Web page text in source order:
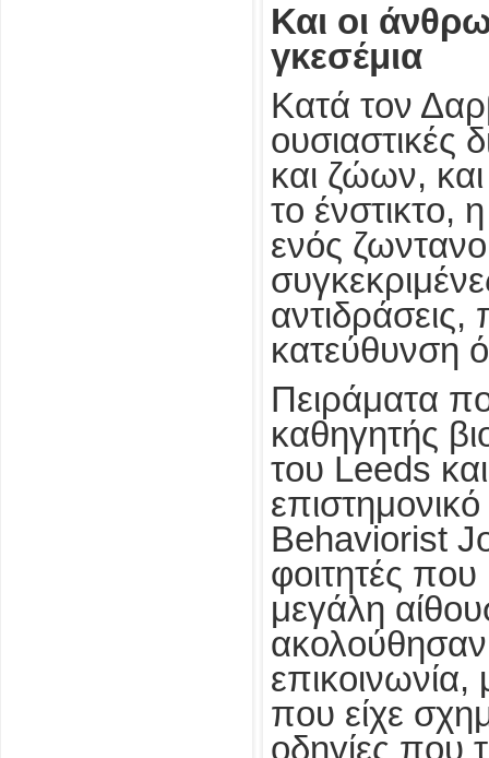
Και οι
γκεσέμια
Κατά τον
και ζώων,
το ένστικτο,
ενός
κατεύθυνση
Πειράματα
καθηγητής
του Leeds
Behaviorist
φοιτητές
μεγάλη
που είχε
οδηγίες που